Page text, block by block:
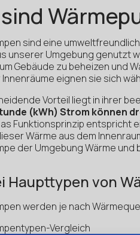
sind eine
unserer Umgebung genutzt
Gebäude zu beheizen und
Innenräume eignen sie sich
Vorteil liegt in ihrer
(kWh) Strom können
Funktionsprinzip entspricht
Wärme aus dem
der Umgebung Wärme und
Haupttypen von
werden je nach
Vergleich